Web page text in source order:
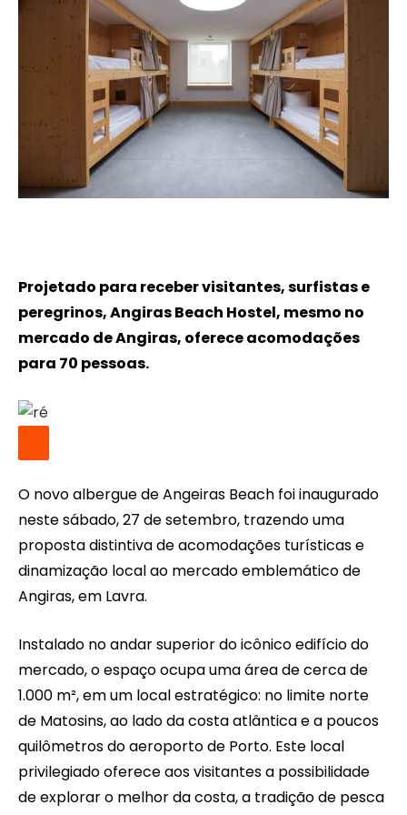
Projetado para receber visitantes, surfistas e
peregrinos, Angiras Beach Hostel, mesmo no
mercado de Angiras, oferece acomodações
para 70 pessoas.
O novo albergue de Angeiras Beach foi inaugurado
neste sábado, 27 de setembro, trazendo uma
proposta distintiva de acomodações turísticas e
dinamização local ao mercado emblemático de
Angiras, em Lavra.
Instalado no andar superior do icônico edifício do
mercado, o espaço ocupa uma área de cerca de
1.000 m², em um local estratégico: no limite norte
de Matosins, ao lado da costa atlântica e a poucos
quilômetros do aeroporto de Porto. Este local
privilegiado oferece aos visitantes a possibilidade
de explorar o melhor da costa, a tradição de pesca